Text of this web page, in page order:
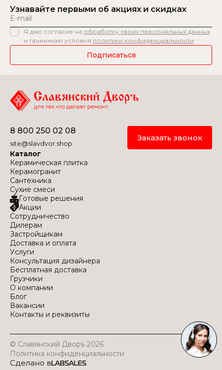
Узнавайте первыми об акциях и скидках
Я даю согласие на обработку своих персональных данных
и принимаю условия политики конфиденциальности
Подписаться
8 800 250 02 08
site@slavdvor.shop
Заказать звонок
Каталог
Керамическая плитка
Керамогранит
Сантехника
Сухие смеси
Готовые решения
Акции
Сотрудничество
Дилерам
Застройщикам
Доставка и оплата
Услуги
Консультация дизайнера
Бесплатная доставка
Грузчики
О компании
Блог
Вакансии
Контакты и реквизиты
© Славянский Дворъ 2026
Политика конфиденциальности
Сделано в